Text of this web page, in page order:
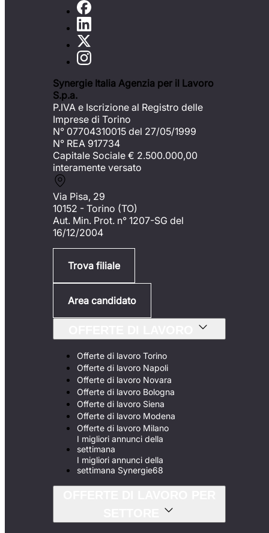
Synergie Italia Agenzia per il Lavoro
S.p.a.
P.IVA e Iscrizione al Registro delle
Imprese di Torino
N° 07704310015 del 27/05/1999
N° REA 917734
Capitale Sociale € 2.500.000,00
interamente versato
Via Pisa, 29
10152 - Torino (TO)
Aut. Min. Prot. n° 1207-SG del
16/12/2004
Trova filiale
Area candidato
Offerte di lavoro Torino
Offerte di lavoro Napoli
Offerte di lavoro Novara
Offerte di lavoro Bologna
Offerte di lavoro Siena
Offerte di lavoro Modena
Offerte di lavoro Milano
I migliori annunci della
settimana
I migliori annunci della
settimana Synergie68